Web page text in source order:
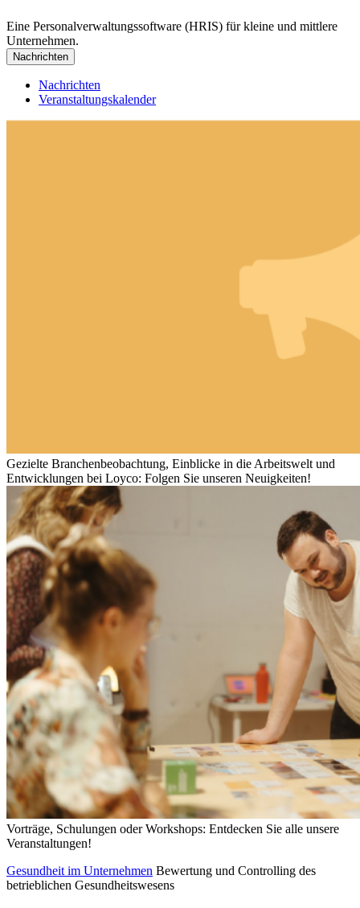
Eine Personalverwaltungssoftware (HRIS) für kleine und mittlere
Unternehmen.
Nachrichten
Nachrichten
Veranstaltungskalender
Gezielte Branchenbeobachtung, Einblicke in die Arbeitswelt und
Entwicklungen bei Loyco: Folgen Sie unseren Neuigkeiten!
Vorträge, Schulungen oder Workshops: Entdecken Sie alle unsere
Veranstaltungen!
Gesundheit im Unternehmen Bewertung und Controlling des
betrieblichen Gesundheitswesens